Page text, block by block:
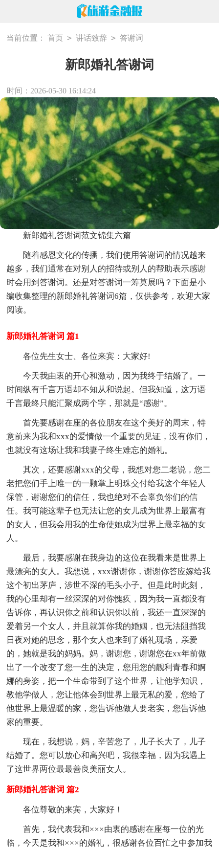
当前位置： 首页 > 讲话致辞 > 答谢词
新郎婚礼答谢词
时间：2026-05-30 16:14:24
新郎婚礼答谢词范文锦集六篇
随着感恩文化的传播，我们使用答谢词的情况越来
越多，我们通常在对别人的招待或别人的帮助表示感谢
时会用到答谢词。还是对答谢词一筹莫展吗？下面是小
编收集整理的新郎婚礼答谢词6篇，仅供参考，欢迎大家
阅读。
新郎婚礼答谢词 篇1
各位先生女士、各位来宾：大家好!
今天我由衷的开心和激动，因为我终于结婚了。一
时间纵有千言万语却不知从和说起。但我知道，这万语
千言最终只能汇聚成两个字，那就是“感谢”。
首先要感谢在座的各位朋友在这个美好的周末，特
意前来为我和xxx的爱情做一个重要的见证，没有你们，
也就没有这场让我和我妻子终生难忘的婚礼。
其次，还要感谢xxx的父母，我想对您二老说，您二
老把您们手上唯一的一颗掌上明珠交付给我这个年轻人
保管，谢谢您们的信任，我也绝对不会辜负你们的信
任。我可能这辈子也无法让您的女儿成为世界上最富有
的女人，但我会用我的生命使她成为世界上最幸福的女
人。
最后，我要感谢在我身边的这位在我看来是世界上
最漂亮的女人。我想说，xxx谢谢你，谢谢你答应嫁给我
这个初出茅庐，涉世不深的毛头小子。但是此时此刻，
我的心里却有一丝深深的对你愧疚，因为我一直都没有
告诉你，再认识你之前和认识你以前，我还一直深深的
爱着另一个女人，并且就算你我的婚姻，也无法阻挡我
日夜对她的思念，那个女人也来到了婚礼现场，亲爱
的，她就是我的妈妈。妈，谢谢您，谢谢您在xx年前做
出了一个改变了您一生的决定，您用您的靓利青春和婀
娜的身姿，把一个生命带到了这个世界，让他学知识，
教他学做人，您让他体会到世界上最无私的爱，您给了
他世界上最温暖的家，您告诉他做人要老实，您告诉他
家的重要。
现在，我想说，妈，辛苦您了，儿子长大了，儿子
结婚了。您可以放心和高兴吧，我很幸福，因为我遇上
了这世界两位最最善良美丽女人。
新郎婚礼答谢词 篇2
各位尊敬的来宾，大家好！
首先，我代表我和×××由衷的感谢在座每一位的光
临，今天是我和×××的婚礼，很感谢各位百忙之中参加我